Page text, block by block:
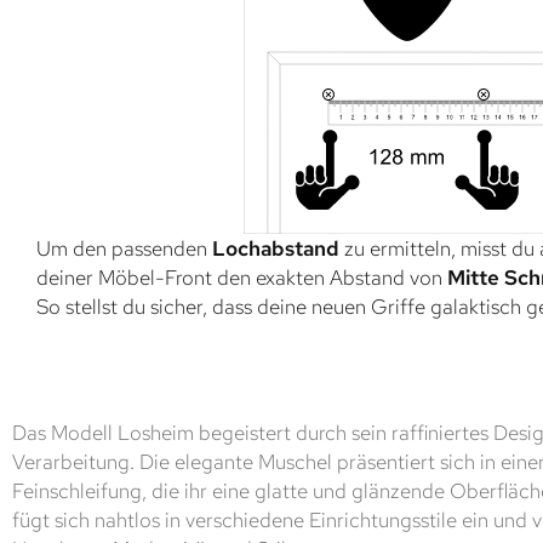
Um den passenden Lochabstand zu ermitteln, misst du
deiner Möbel-Front den exakten Abstand von Mitte
So stellst du sicher, dass deine neuen Griffe galaktisch
Das Modell Losheim begeistert durch sein raffiniertes
Verarbeitung. Die elegante Muschel präsentiert sich in
Feinschleifung, die ihr eine glatte und glänzende
fügt sich nahtlos in verschiedene Einrichtungsstile ein und